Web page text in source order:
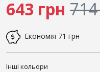
643 грн
Економія 71 грн
Інші кольори